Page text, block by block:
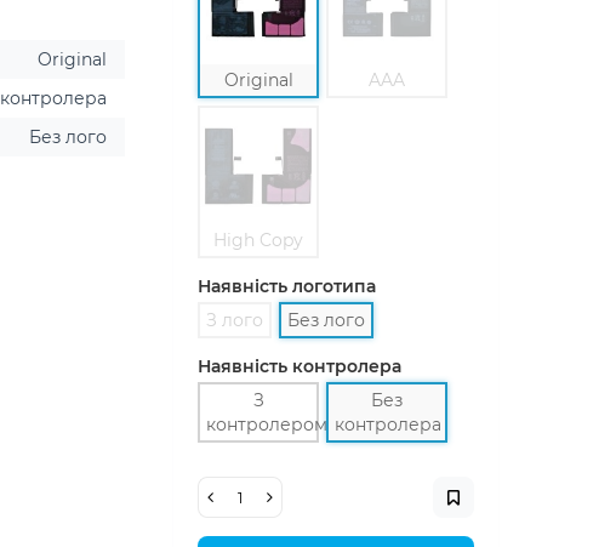
Original
Без лого
Original AAA
High Copy
Наявність логотипа
З лого
Без лого
Наявність контролера
З
контролером
Без
контролера